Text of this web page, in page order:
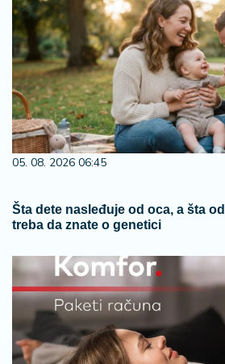
05. 08. 2026 06:45
Šta dete nasleđuje od oca, a šta
treba da znate o genetici